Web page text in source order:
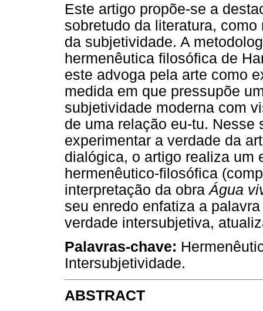
Este artigo propõe-se a
sobretudo da literatura,
da subjetividade. A
hermenêutica filosófica de
este advoga pela arte como
medida em que pressupõe
subjetividade moderna com
de uma relação eu-tu. Nesse
experimentar a verdade da
dialógica, o artigo realiza um
hermenêutico-filosófica
interpretação da obraÁgua
seu enredo enfatiza a
verdade intersubjetiva,
Palavras-chave:
Intersubjetividade.
ABSTRACT